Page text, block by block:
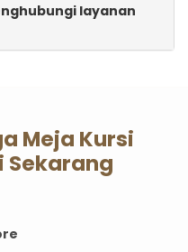
layanan
Meja Kursi
Sekarang